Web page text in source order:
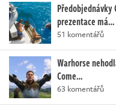
Předobjednávky
prezentace má…
51 komentářů
Warhorse
Come…
63 komentářů